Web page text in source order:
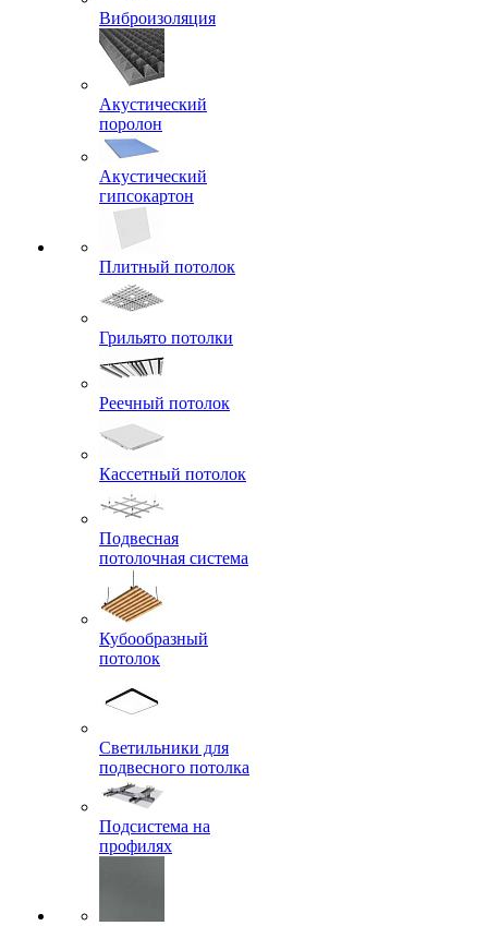
Виброизоляция
Акустический
поролон
Акустический
гипсокартон
Плитный потолок
Грильято потолки
Реечный потолок
Кассетный потолок
Подвесная
потолочная система
Кубообразный
потолок
Светильники для
подвесного потолка
Подсистема на
профилях